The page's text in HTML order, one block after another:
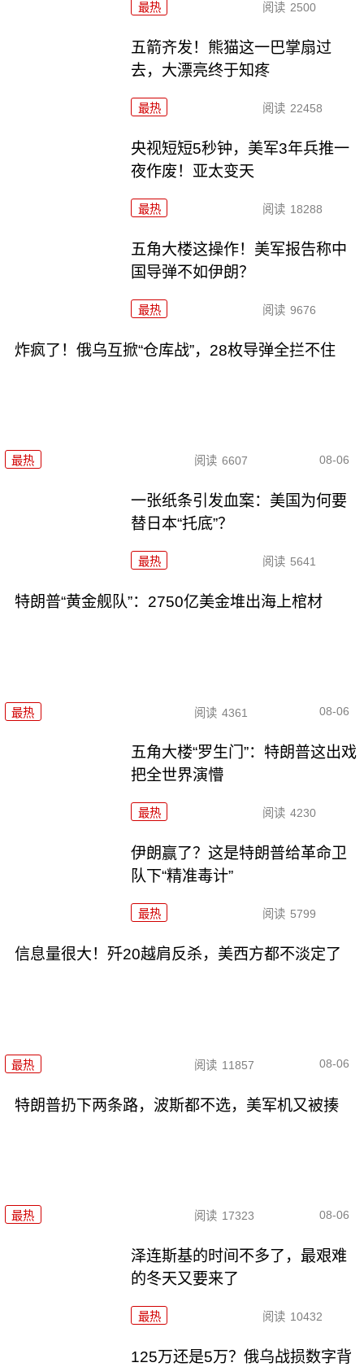
最热 阅读 2500
五箭齐发！熊猫这一巴掌扇过
去，大漂亮终于知疼
最热 阅读 22458
央视短短5秒钟，美军3年兵推一
夜作废！亚太变天
最热 阅读 18288
五角大楼这操作！美军报告称中
国导弹不如伊朗？
最热 阅读 9676
炸疯了！俄乌互掀“仓库战”，28枚导弹全拦不住
最热 阅读 6607 08-06
一张纸条引发血案：美国为何要
替日本“托底”？
最热 阅读 5641
特朗普“黄金舰队”：2750亿美金堆出海上棺材
最热 阅读 4361 08-06
五角大楼“罗生门”：特朗普这出戏
把全世界演懵
最热 阅读 4230
伊朗赢了？这是特朗普给革命卫
队下“精准毒计”
最热 阅读 5799
信息量很大！歼20越肩反杀，美西方都不淡定了
最热 阅读 11857 08-06
特朗普扔下两条路，波斯都不选，美军机又被揍
最热 阅读 17323 08-06
泽连斯基的时间不多了，最艰难
的冬天又要来了
最热 阅读 10432
125万还是5万？俄乌战损数字背